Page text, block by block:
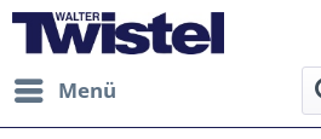
Menü